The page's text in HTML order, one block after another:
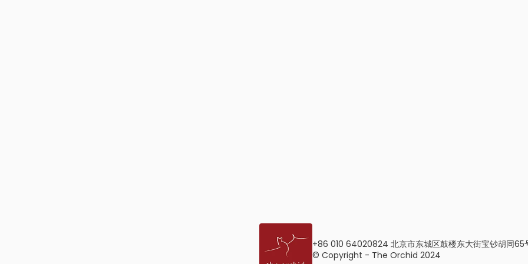
+86 010 64020824 北京市东城区鼓楼东大街宝钞胡同65
© Copyright - The Orchid 2024